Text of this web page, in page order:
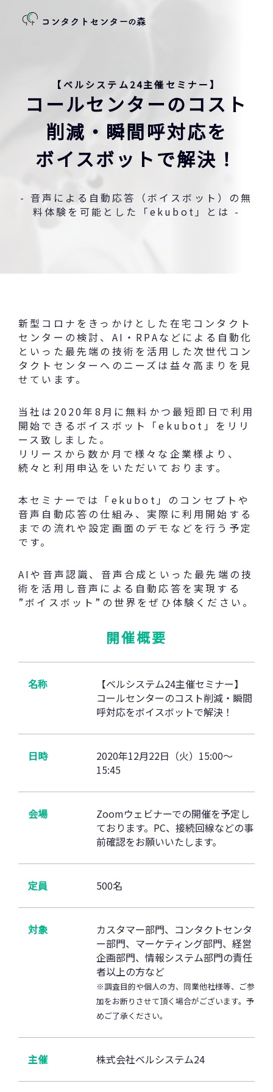
【ベルシステム24主催セミナー】
コールセンターのコスト
削減・瞬間呼対応を
ボイスボットで解決！
- 音声による自動応答（ボイスボット）の無
料体験を可能とした「ekubot」とは -
新型コロナをきっかけとした在宅コンタクト
センターの検討、AI・RPAなどによる自動化
といった最先端の技術を活用した次世代コン
タクトセンターへのニーズは益々高まりを見
せています。
当社は2020年8月に無料かつ最短即日で利用
開始できるボイスボット「ekubot」をリリ
ース致しました。
リリースから数か月で様々な企業様より、
続々と利用申込をいただいております。
本セミナーでは「ekubot」のコンセプトや
音声自動応答の仕組み、実際に利用開始する
までの流れや設定画面のデモなどを行う予定
です。
AIや音声認識、音声合成といった最先端の技
術を活用し音声による自動応答を実現する
”ボイスボット”の世界をぜひ体験ください。
開催概要
名称
【ベルシステム24主催セミナー】
コールセンターのコスト削減・瞬間
呼対応をボイスボットで解決！
日時
2020年12月22日（火）15:00～
15:45
会場
Zoomウェビナーでの開催を予定し
ております。PC、接続回線などの事
前確認をお願いいたします。
定員 500名
対象
カスタマー部門、コンタクトセンタ
ー部門、マーケティング部門、経営
企画部門、情報システム部門の責任
者以上の方など
※調査目的や個人の方、同業他社様等、ご参
加をお断りさせて頂く場合がございます。予
めご了承ください。
主催 株式会社ベルシステム24